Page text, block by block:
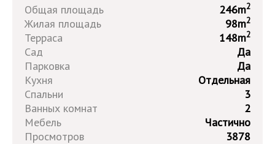
Общая площадь 246m2
Жилая площадь 98m2
Терраса 148m2
Сад
Да
Парковка
Да
Кухня
Отдельная
Спальни
3
Ванных комнат
2
Мебель
Частично
Просмотров
3878